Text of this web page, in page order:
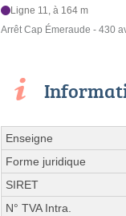
Ligne 11, à 164 m
Arrêt Cap Émeraude - 430
Enseigne
Forme juridique
SIRET
N° TVA Intra.